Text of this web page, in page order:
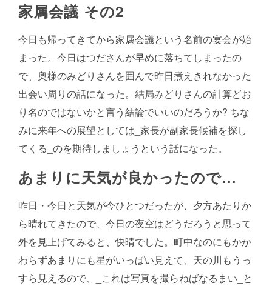
家属会議 その2
今日も帰ってきてから家属会議という名前の宴会が始
まった。今日はつださんが早めに落ちてしまったの
で、奥様のみどりさんを囲んで昨日煮えきれなかった
出会い周りの話になった。結局みどりさんの計算どお
り名のではないかと言う結論でいいのだろうか? ちな
みに来年への展望としては_家長が副家長候補を探し
てくる_のを期待しましょうという話になった。
あまりに天気が良かったので…
昨日・今日と天気が今ひとつだったが、夕方あたりか
ら晴れてきたので、今日の夜空はどうだろうと思って
外を見上げてみると、快晴でした。町中なのにもかか
わらずあまりにも星がいっぱい見えて、天の川もうっ
すら見えるので、_これは写真を撮らねばなるまい_と